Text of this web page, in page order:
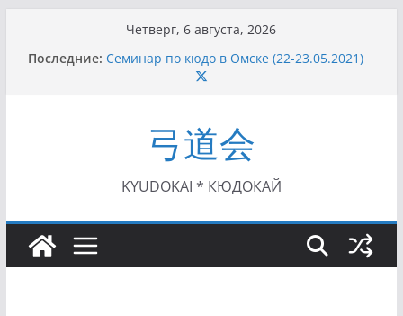
содержимому
Четверг, 6 августа, 2026
Последние: Семинар по кюдо в Омске (22-23.05.2021)
Чемпионат Росcии, Дёмино (2-5.09.2021)
II Кубок Посла Японии в России по Кюдо,
Орёл (25.07.2021)
I этап Кубка Московской области по Кюдо /
Сейдокан II (27.06.2021)
弓道会
KYUDOKAI * КЮДОКАЙ